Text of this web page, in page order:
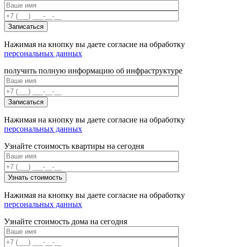
Нажимая на кнопку вы даете согласие на обработку
персональных данных
получить полную информацию об инфраструктуре
Нажимая на кнопку вы даете согласие на обработку
персональных данных
Узнайте стоимость квартиры на сегодня
Нажимая на кнопку вы даете согласие на обработку
персональных данных
Узнайте стоимость дома на сегодня